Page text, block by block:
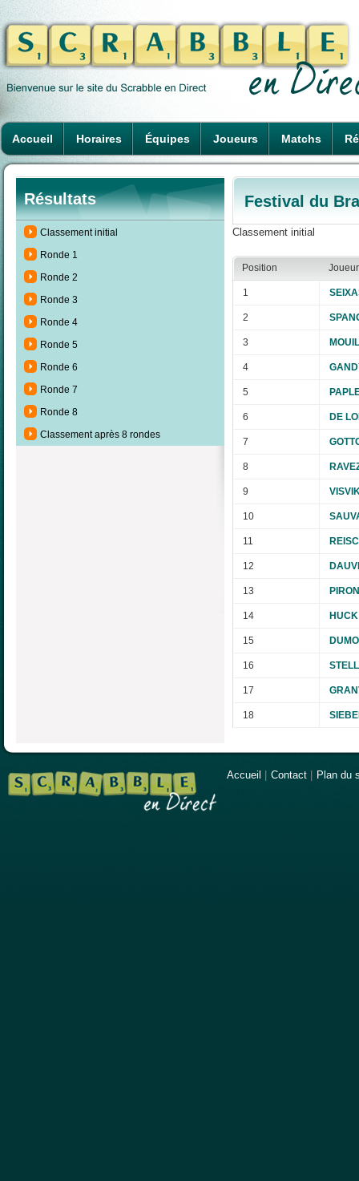
Accueil Horaires Équipes Joueurs Matchs
Résultats
Classement initial
Ronde 1
Ronde 2
Ronde 3
Ronde 4
Ronde 5
Ronde 6
Ronde 7
Ronde 8
Classement après 8 rondes
Festival du
Classement initial
Position Joueur
1
2
3
4
5
6 DE
7
8
9
10
11
12
13
14
15
16
17
18
Accueil Contact Plan du